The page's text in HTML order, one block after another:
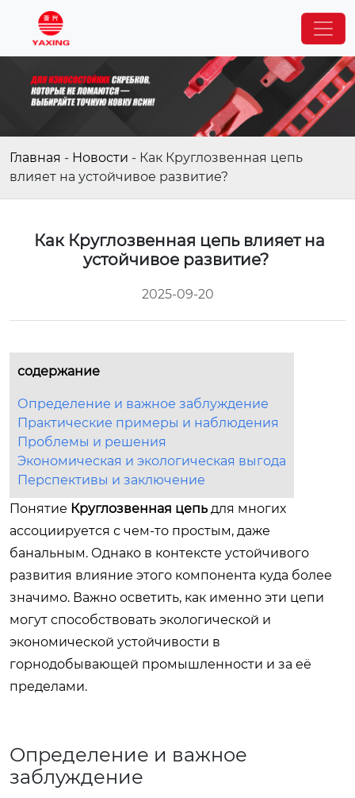
Главная - Новости - Как Круглозвенная цепь
влияет на устойчивое развитие?
Как Круглозвенная цепь влияет на
устойчивое развитие?
2025-09-20
содержание
Определение и важное заблуждение
Практические примеры и наблюдения
Проблемы и решения
Экономическая и экологическая выгода
Перспективы и заключение
Понятие Круглозвенная цепь для многих
ассоциируется с чем-то простым, даже
банальным. Однако в контексте устойчивого
развития влияние этого компонента куда более
значимо. Важно осветить, как именно эти цепи
могут способствовать экологической и
экономической устойчивости в
горнодобывающей промышленности и за её
пределами.
Определение и важное
заблуждение